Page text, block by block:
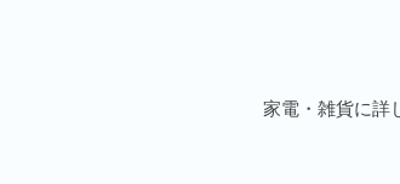
家電・雑貨に詳